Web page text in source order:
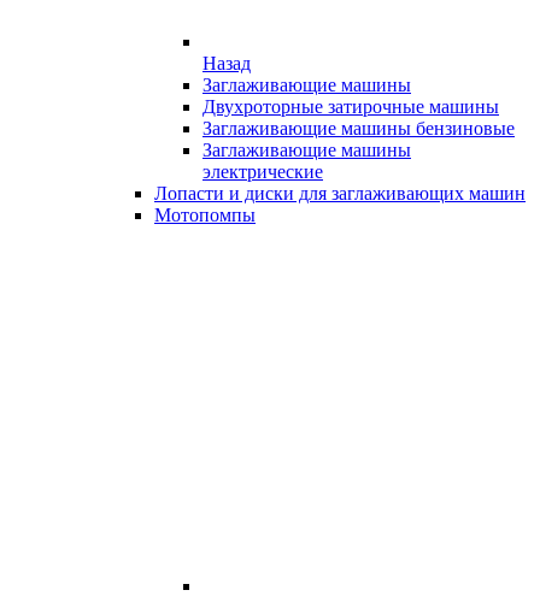
Назад
Заглаживающие машины
Двухроторные затирочные машины
Заглаживающие машины бензиновые
Заглаживающие машины
электрические
Лопасти и диски для заглаживающих машин
Мотопомпы